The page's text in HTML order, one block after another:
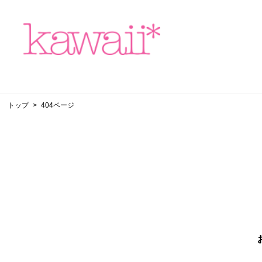
トップ 404ページ